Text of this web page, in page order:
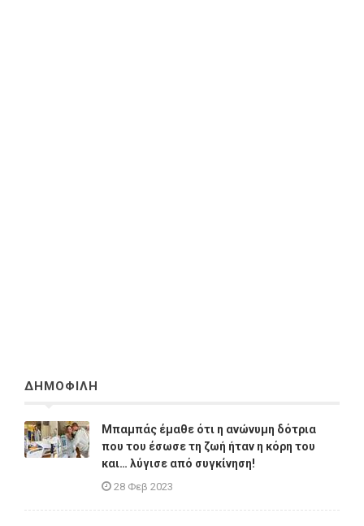
ΔΗΜΟΦΙΛΗ
Μπαμπάς έμαθε ότι η ανώνυμη δότρια
που του έσωσε τη ζωή ήταν η κόρη του
και… λύγισε από συγκίνηση!
28 Φεβ 2023